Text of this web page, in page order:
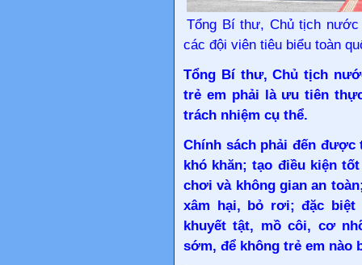
Tổng Bí thư, Chủ tịch
các đội viên tiêu biểu toàn
Tổng Bí thư, Chủ tịch
trẻ em phải là ưu tiên
trách nhiệm cụ thể.
Chính sách phải đến
khó khăn; tạo điều kiện
chơi và không gian an
xâm hại, bỏ rơi; đặc biệt
khuyết tật, mồ côi, cơ
sớm, để không trẻ em nào